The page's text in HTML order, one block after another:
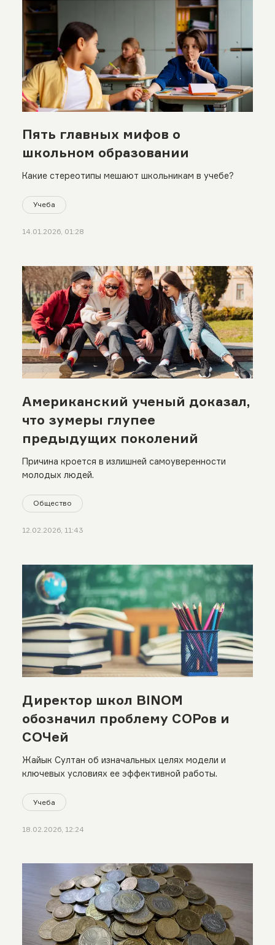
Пять главных мифов о
школьном образовании
Какие стереотипы мешают школьникам в учебе?
Учеба
14.01.2026, 01:28
Американский ученый доказал,
что зумеры глупее
предыдущих поколений
Причина кроется в излишней самоуверенности
молодых людей.
Общество
12.02.2026, 11:43
Директор школ BINOM
обозначил проблему СОРов и
СОЧей
Жайык Султан об изначальных целях модели и
ключевых условиях ее эффективной работы.
Учеба
18.02.2026, 12:24